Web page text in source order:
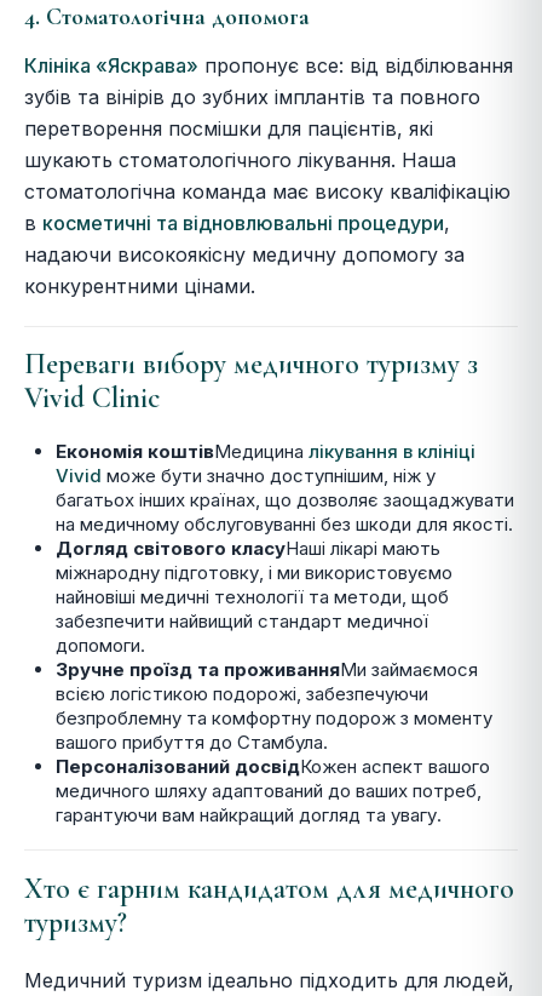
4. Стоматологічна допомога
Клініка «Яскрава» пропонує все: від відбілювання
зубів та вінірів до зубних імплантів та повного
перетворення посмішки для пацієнтів, які
шукають стоматологічного лікування. Наша
стоматологічна команда має високу кваліфікацію
в косметичні та відновлювальні процедури,
надаючи високоякісну медичну допомогу за
конкурентними цінами.
Переваги вибору медичного туризму з
Vivid Clinic
Економія коштівМедицина лікування в клініці
Vivid може бути значно доступнішим, ніж у
багатьох інших країнах, що дозволяє заощаджувати
на медичному обслуговуванні без шкоди для якості.
Догляд світового класуНаші лікарі мають
міжнародну підготовку, і ми використовуємо
найновіші медичні технології та методи, щоб
забезпечити найвищий стандарт медичної
допомоги.
Зручне проїзд та проживанняМи займаємося
всією логістикою подорожі, забезпечуючи
безпроблемну та комфортну подорож з моменту
вашого прибуття до Стамбула.
Персоналізований досвідКожен аспект вашого
медичного шляху адаптований до ваших потреб,
гарантуючи вам найкращий догляд та увагу.
Хто є гарним кандидатом для медичного
туризму?
Медичний туризм ідеально підходить для людей,